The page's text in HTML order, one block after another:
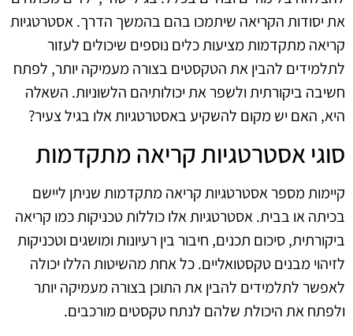
את יסודות הקריאה שיתמכו בהם בהמשך הדרך. אסטרטגיות
קריאה מתקדמות מציעות כלים נוספים שיכולים לעזור
לתלמידים להבין את הטקסטים בצורה מעמיקה יותר, לפתח
חשיבה ביקורתית ולשפר את יכולותיהם הלשוניות. השאלה
היא, האם יש מקום להשקיע באסטרטגיות אלו בגיל צעיר?
סוגי אסטרטגיות קריאה מתקדמות
קיימות מספר אסטרטגיות קריאה מתקדמות שניתן ליישם
בכיתה או בבית. אסטרטגיות אלו כוללות טכניקות כמו קריאה
ביקורתית, סיכום תכנים, חיבור בין רעיונות ומושגים וטכניקות
לזיהוי מבנים טקסטואליים. כל אחת מהשיטות הללו יכולה
לאפשר לתלמידים להבין את התוכן בצורה מעמיקה יותר
ולפתח את היכולת שלהם לנתח טקסטים מורכבים.